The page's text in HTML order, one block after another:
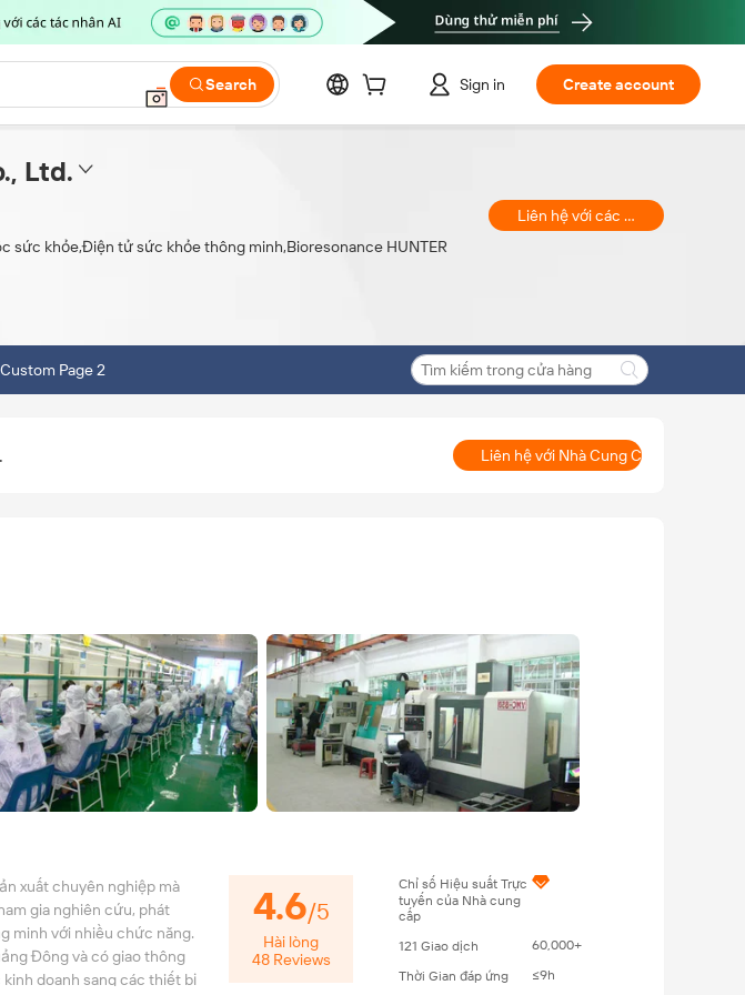
Search Sign in Create account
Ltd.
sức khỏe,Điện tử sức khỏe thông minh,Bioresonance HUNTER
Liên hệ với các thương gia
Custom Page 2
Liên hệ với Nhà Cung Cấp
xuất chuyên nghiệp mà
gia nghiên cứu, phát
minh với nhiều chức năng.
Đông và có giao thông
doanh sang các thiết bị
4.6/5
Hài lòng
48Reviews
Chỉ số Hiệu suất Trực
tuyến của Nhà cung
cấp
121 Giao dịch
60,000+
Thời Gian đáp ứng
≤9h